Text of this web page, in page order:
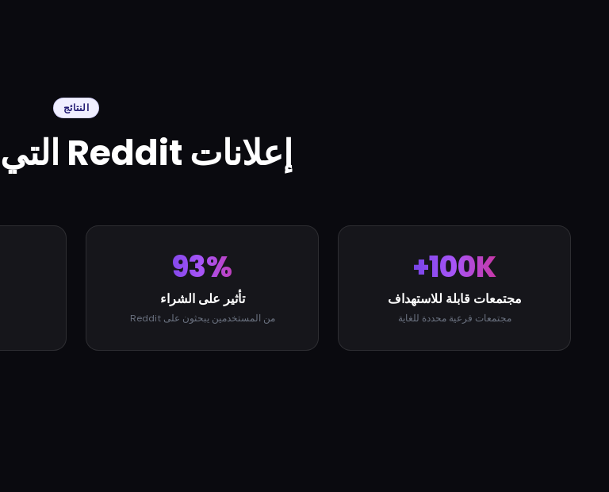
النتائج
إعلانات Reddit التي
100K+
مجتمعات قابلة للاستهداف
مجتمعات فرعية محددة للغاية
93%
تأثير على الشراء
من المستخدمين يبحثون على Reddit